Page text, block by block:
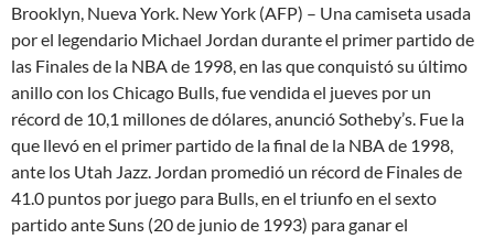
Brooklyn, Nueva York. New York (AFP) – Una camiseta usada
por el legendario Michael Jordan durante el primer partido de
las Finales de la NBA de 1998, en las que conquistó su último
anillo con los Chicago Bulls, fue vendida el jueves por un
récord de 10,1 millones de dólares, anunció Sotheby’s. Fue la
que llevó en el primer partido de la final de la NBA de 1998,
ante los Utah Jazz. Jordan promedió un récord de Finales de
41.0 puntos por juego para Bulls, en el triunfo en el sexto
partido ante Suns (20 de junio de 1993) para ganar el